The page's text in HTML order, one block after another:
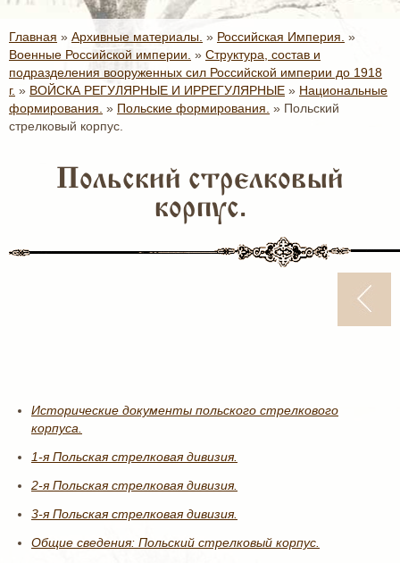
Главная » Архивные материалы. » Российская Империя. »
Военные Российской империи. » Структура, состав и
подразделения вооруженных сил Российской империи до 1918
г. » ВОЙСКА РЕГУЛЯРНЫЕ И ИРРЕГУЛЯРНЫЕ » Национальные
формирования. » Польские формирования. » Польский
стрелковый корпус.
Польский стрелковый
корпус.
Исторические документы польского стрелкового
корпуса.
1-я Польская стрелковая дивизия.
2-я Польская стрелковая дивизия.
3-я Польская стрелковая дивизия.
Общие сведения: Польский стрелковый корпус.